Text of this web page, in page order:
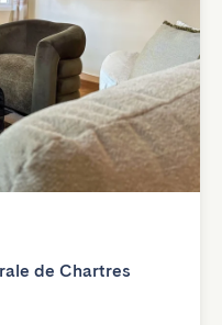
de Chartres